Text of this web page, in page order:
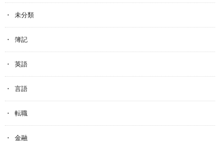
未分類
簿記
英語
言語
転職
金融